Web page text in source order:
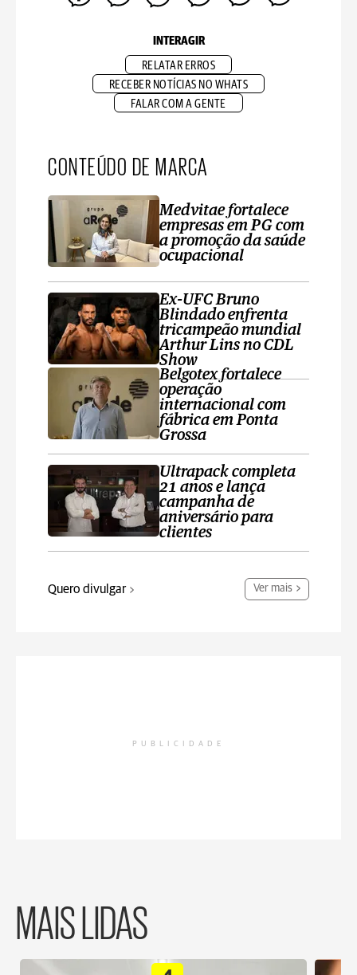
INTERAGIR
RELATAR ERROS
RECEBER NOTÍCIAS NO WHATS
FALAR COM A GENTE
CONTEÚDO DE MARCA
Medvitae fortalece
empresas em PG com
a promoção da saúde
ocupacional
Ex-UFC Bruno
Blindado enfrenta
tricampeão mundial
Arthur Lins no CDL
Show
Belgotex fortalece
operação
internacional com
fábrica em Ponta
Grossa
Ultrapack completa
21 anos e lança
campanha de
aniversário para
clientes
Quero divulgar Ver mais
PUBLICIDADE
MAIS LIDAS